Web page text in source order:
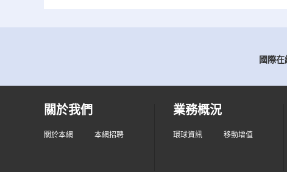
國際
關於我們
關於本網 本網招聘
業務概況
環球資訊 移動增值